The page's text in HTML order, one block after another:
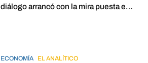
diálogo arrancó con la mira puesta en
ECONOMÍA EL ANALÍTICO